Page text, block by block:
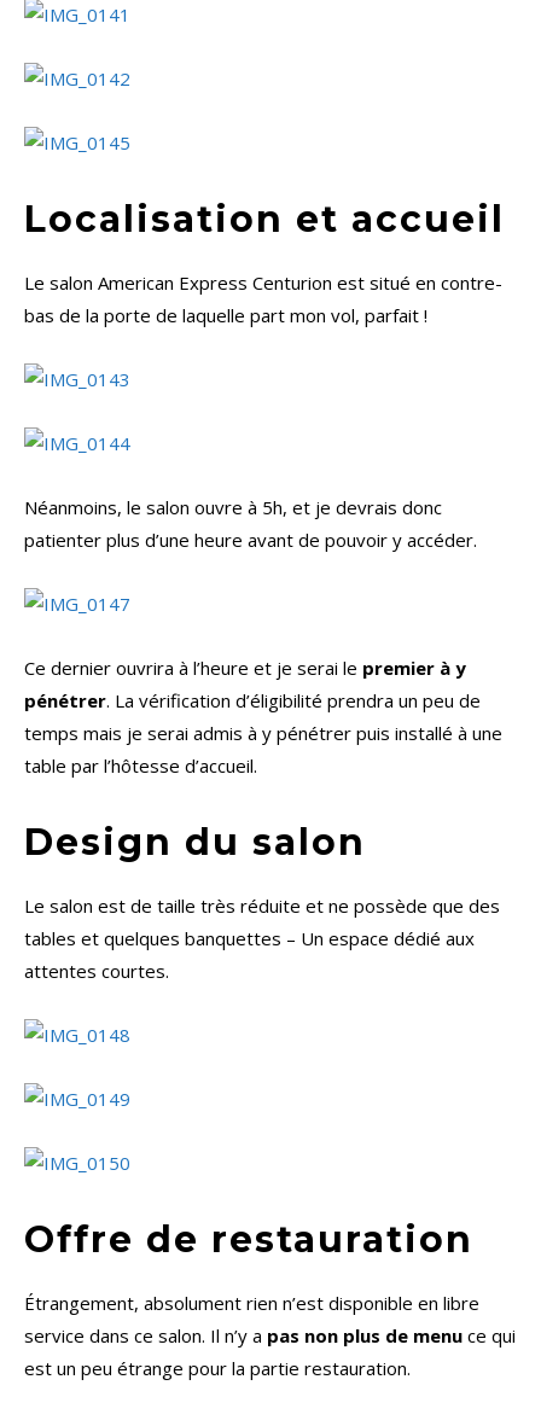
Localisation et accueil
Le salon American Express Centurion est situé en contre-
bas de la porte de laquelle part mon vol, parfait !
Néanmoins, le salon ouvre à 5h, et je devrais donc
patienter plus d’une heure avant de pouvoir y accéder.
Ce dernier ouvrira à l’heure et je serai le premier à y
pénétrer. La vérification d’éligibilité prendra un peu de
temps mais je serai admis à y pénétrer puis installé à une
table par l’hôtesse d’accueil.
Design du salon
Le salon est de taille très réduite et ne possède que des
tables et quelques banquettes – Un espace dédié aux
attentes courtes.
Offre de restauration
Étrangement, absolument rien n’est disponible en libre
service dans ce salon. Il n’y a pas non plus de menu ce qui
est un peu étrange pour la partie restauration.